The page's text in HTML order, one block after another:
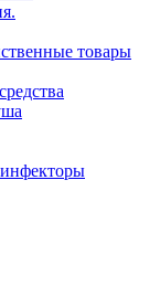
товары